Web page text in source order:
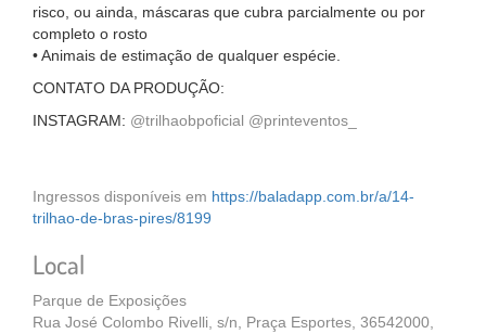
risco, ou ainda, máscaras que cubra parcialmente ou por
completo o rosto
• Animais de estimação de qualquer espécie.
CONTATO DA PRODUÇÃO:
INSTAGRAM: @trilhaobpoficial @printeventos_
Ingressos disponíveis em https://baladapp.com.br/a/14-
trilhao-de-bras-pires/8199
Local
Parque de Exposições
Rua José Colombo Rivelli, s/n, Praça Esportes, 36542000,